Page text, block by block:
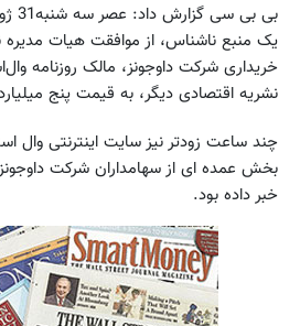
بی
یک منبع ناشناس، از موافقت هیات مدیره
خریداری شرکت داوجونز، مالک روزنامه
نشریه اقتصادی دیگر، به قیمت پنج
چند ساعت زودتر نیز سایت اینترنتی وال
بخش عمده ای از سهامداران شرکت
خبر داده بود.